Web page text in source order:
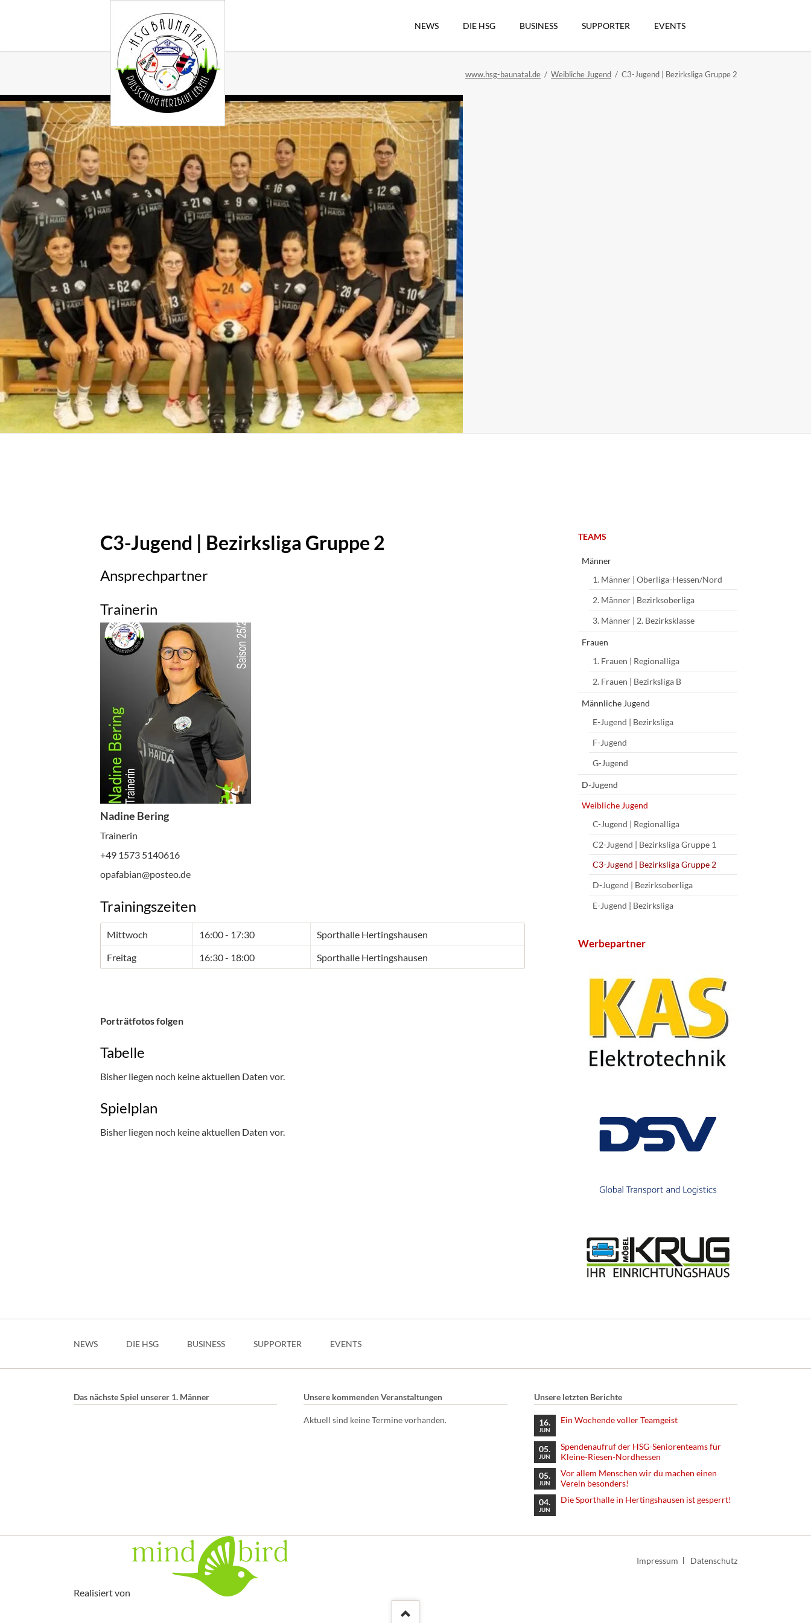
NEWS DIE HSG
Geschäftsstelle
Sekretärswesen
Schiedsrichterwesen
Hallenkassierer
Spieltag-Organisation
Trägervereine
Freude geben
HSG Online-Shop/Fanartikel
BUSINESS SUPPORTER EVENTS
www.hsg-baunatal.de Weibliche Jugend C3-Jugend | Bezirksliga Gruppe 2
C3-Jugend | Bezirksliga Gruppe 2
Ansprechpartner
Trainerin
Nadine Bering
Trainerin
+49 1573 5140616
opafabian@posteo.de
Trainingszeiten
Mittwoch 16:00 - 17:30
Sporthalle Hertingshausen
Freitag
16:30 - 18:00 Sporthalle Hertingshausen
Porträtfotos folgen
Tabelle
Bisher liegen noch keine aktuellen Daten vor.
Spielplan
Bisher liegen noch keine aktuellen Daten vor.
Navigation
TEAMS
Männer
1. Männer | Oberliga-Hessen/Nord
2. Männer | Bezirksoberliga
3. Männer | 2. Bezirksklasse
Frauen
1. Frauen | Regionalliga
2. Frauen | Bezirksliga B
Männliche Jugend
E-Jugend | Bezirksliga
F-Jugend
G-Jugend
D-Jugend
Weibliche Jugend
C-Jugend | Regionalliga
C2-Jugend | Bezirksliga Gruppe 1
C3-Jugend | Bezirksliga Gruppe 2
D-Jugend | Bezirksoberliga
E-Jugend | Bezirksliga
Werbepartner
NEWS DIE HSG BUSINESS SUPPORTER EVENTS
Das nächste Spiel unserer 1. Männer Unsere kommenden Veranstaltungen
Aktuell sind keine Termine vorhanden.
Unsere letzten Berichte
16.
JUN
Ein Wochende voller Teamgeist
05.
JUN
Spendenaufruf der HSG-Seniorenteams für
Kleine-Riesen-Nordhessen
05.
JUN
Vor allem Menschen wir du machen einen
Verein besonders!
04.
JUN
Die Sporthalle in Hertingshausen ist gesperrt!
Realisiert von
Navigation
Impressum Datenschutz